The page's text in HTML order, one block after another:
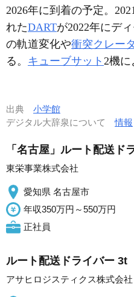
2026年に到着の予定。
れたDARTが2022年にデ
の軌道変化や衝突クレー
る。 キューブサット 2機に
出典 小学館
デジタル大辞泉について情報
「名古屋」ルート配送ド
東栄事業株式会社
愛知県 名古屋市
年収350万円～550万円
正社員
ルート配送ドライバー 3t
アサヒロジスティクス株式会社